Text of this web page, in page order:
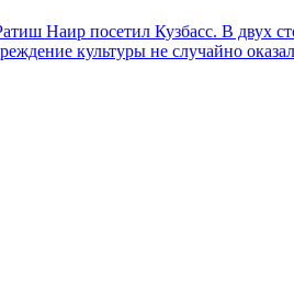
Наир посетил Кузбасс. В двух
культуры не случайно